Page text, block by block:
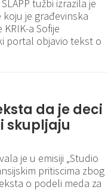
tužbi izrazila je
je građevinska
a Sofije
portal objavio tekst o
da je deci
skupljaju
je u emisiji „Studio
pritiscima zbog
o podeli meda za